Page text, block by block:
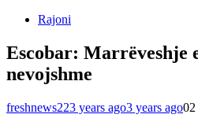
Rajoni
Escobar: Marrëveshje
nevojshme
freshnews223 years ago3 years ago0